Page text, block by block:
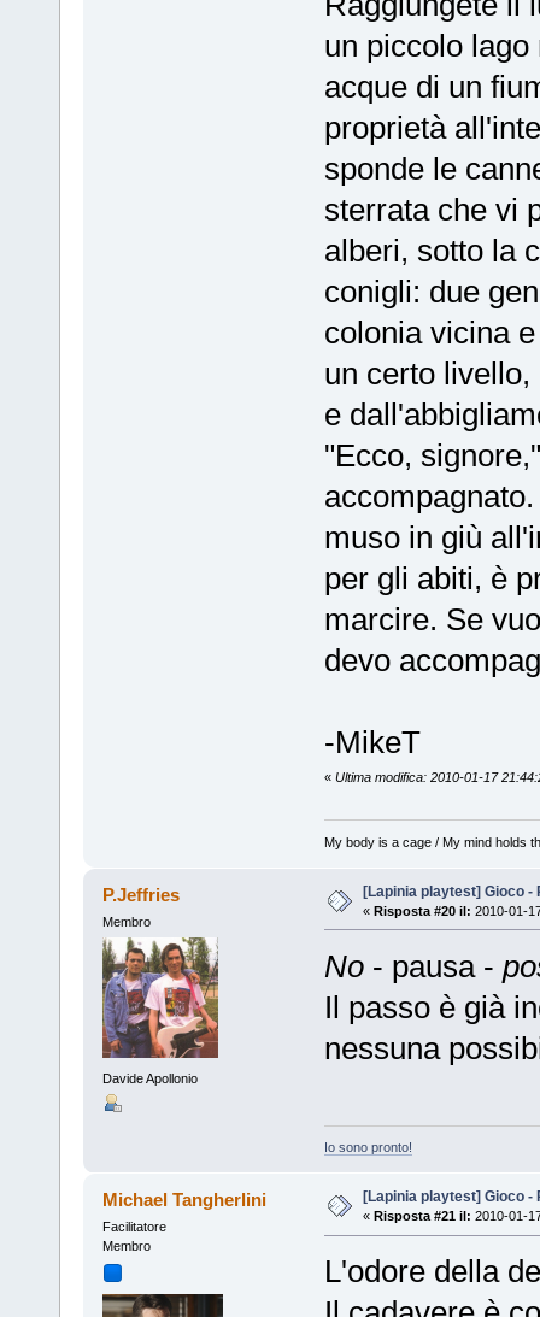
un piccolo
acque di un
proprietà
sponde le
sterrata che vi
alberi, sotto la
conigli: due
colonia vicina
un certo
e
"Ecco,
muso in giù
per gli abiti, è
marcire. Se
devo
-MikeT
« Ultima modifica: 2010-01-17
My body is a cage / My mind holds
P.Jeffries
Membro
Davide Apollonio
[Lapinia playtest] Gioco -
« Risposta #20 il: 2010-01-
No - pausa -
Il passo è già
nessuna
Io sono pronto!
Michael Tangherlini
Facilitatore
Membro
[Lapinia playtest] Gioco -
« Risposta #21 il: 2010-01-
L'odore della